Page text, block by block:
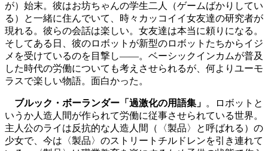
が）始末。彼はお坊ちゃんの学生二人（ゲームばかりしてい
る）と一緒に住んでいて、時々カッコイイ女友達の研究者が
現れる。彼らの会話は楽しい。女友達は本当に頼りになる。
そしてある日、彼のロボットが新型のロボットたちからイジ
メを受けているのを目撃し――。ベーシックインカムが普及
した時代の労働についても考えさせられるが、何よりユーモ
ラスで楽しい物語。面白かった。
ブルック・ボーランダー「過激化の用語集」 。ロボットと
いうか人造人間が作られて労働に従事させられている世界。
主人公のライは反抗的な人造人間（〈製品〉と呼ばれる）の
少女で、今は〈製品〉のストリートチルドレンを引き連れて